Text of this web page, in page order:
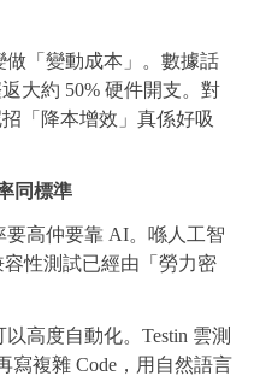
「變動成本」。數據話
大約 50% 硬件開支。對
「降本增效」真係好吸
同標準
高仲要靠 AI。喺人工智
性測試已經由「勞力密
高度自動化。Testin 雲測
寫複雜 Code，用自然語言